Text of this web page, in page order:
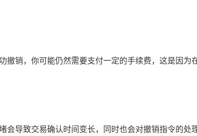
撤销，你可能仍然需要支付一定的手续费，这是因
导致交易确认时间变长，同时也会对撤销指令的